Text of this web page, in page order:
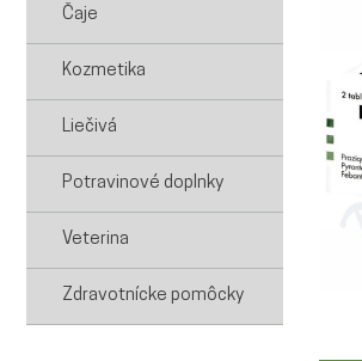
Čaje
Kozmetika
Liečivá
Potravinové doplnky
Veterina
Zdravotnícke pomôcky